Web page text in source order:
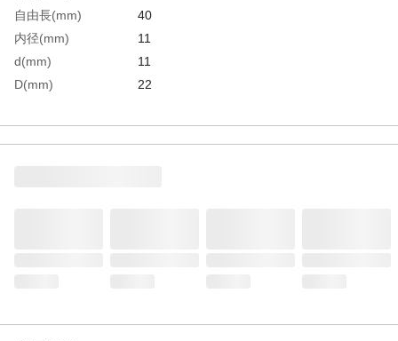
自由長(mm)
40
内径(mm)
11
d(mm)
11
D(mm)
22
生産国
中国